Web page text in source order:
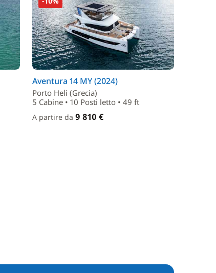
Aventura 14 MY (2024)
Porto Heli (Grecia)
5 Cabine • 10 Posti letto • 49 ft
A partire da 9 810 €